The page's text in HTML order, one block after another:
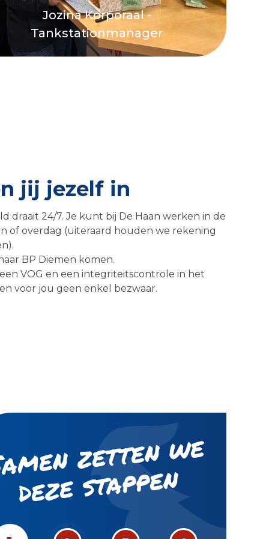
Jozina Korporaal -
Tankstationmanager
jij jezelf in
draait 24/7. Je kunt bij De Haan werken in de
of overdag (uiteraard houden we rekening
BP Diemen komen.
VOG en een integriteitscontrole in het
voor jou geen enkel bezwaar.
st
n